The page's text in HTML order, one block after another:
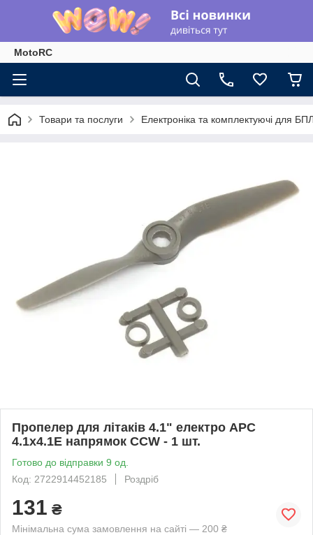
MotoRC
Товари та послуги Електроніка та комплектуючі для
Пропелер для літаків 4.1" електро APC
4.1x4.1E напрямок CCW - 1 шт.
Готово до відправки 9 од.
Код: 2722914452185
Роздріб
131 ₴
Мінімальна сума замовлення на сайті — 200 ₴